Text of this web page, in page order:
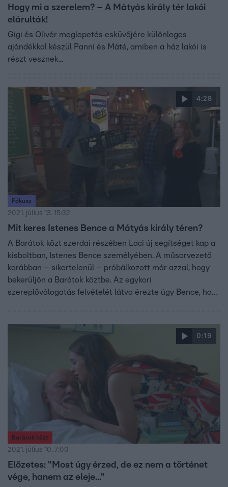
Hogy mi a szerelem? – A Mátyás király tér lakói
elárulták!
Gigi és Olivér meglepetés esküvőjére különleges
ajándékkal készül Panni és Máté, amiben a ház lakói is
részt vesznek...
4:28
Fókusz
2021. július 13. 15:32
Mit keres Istenes Bence a Mátyás király téren?
A Barátok közt szerdai részében Laci új segítséget kap a
kisboltban, Istenes Bence személyében. A műsorvezető
korábban – sikertelenül – próbálkozott már azzal, hogy
bekerüljön a Barátok köztbe. Az egykori
szereplőválogatás felvételét látva érezte úgy Bence, hogy
0:19
Barátok közt
2021. július 10. 7:00
Előzetes: "Most úgy érzed, de ez nem a történet
vége, hanem az eleje..."